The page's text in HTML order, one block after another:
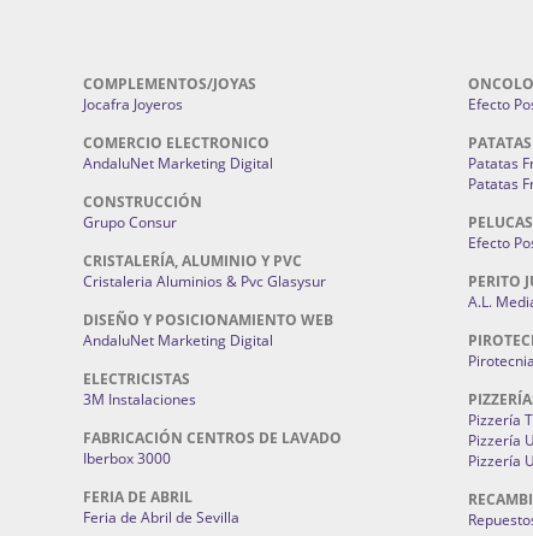
COMPLEMENTOS/JOYAS
Jocafra Joyeros
COMERCIO ELECTRONICO
AndaluNet Marketing Digital
CONSTRUCCIÓN
Grupo Consur
CRISTALERÍA, ALUMINIO Y PVC
Cristaleria Aluminios & Pvc Glasysur
DISEÑO Y POSICIONAMIENTO WEB
AndaluNet Marketing Digital
ELECTRICISTAS
3M Instalaciones
FABRICACIÓN CENTROS DE LAVADO
Iberbox 3000
FERIA DE ABRIL
Feria de Abril de Sevilla
Efecto
Patatas
Patatas
PELUCAS
Efecto
PERITO
A.L.
Pizzería
Pizzería
Pizzería